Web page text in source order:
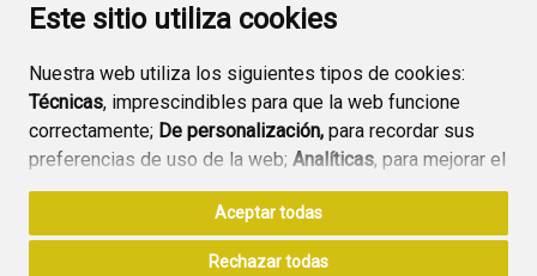
Este sitio utiliza cookies
Nuestra web utiliza los siguientes tipos de cookies:
Técnicas, imprescindibles para que la web funcione
correctamente; De personalización, para recordar sus
preferencias de uso de la web; Analíticas, para mejorar el
funcionamiento de la web y sus servicios.
Si acepta pulsando el botón“Aceptar todas”
consideramos que acepta su uso. Si pulsa el botón
Aceptar todas
Rechazar todas